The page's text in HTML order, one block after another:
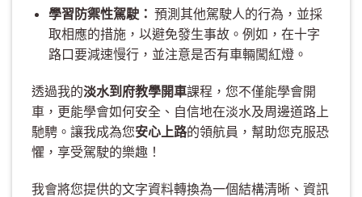
學習防禦性駕駛： 預測其他駕駛人的行為，並採
取相應的措施，以避免發生事故。例如，在十字
路口要減速慢行，並注意是否有車輛闖紅燈。
透過我的淡水到府教學開車課程，您不僅能學會開
車，更能學會如何安全、自信地在淡水及周邊道路上
馳騁。讓我成為您安心上路的領航員，幫助您克服恐
懼，享受駕駛的樂趣！
我會將您提供的文字資料轉換為一個結構清晰、資訊